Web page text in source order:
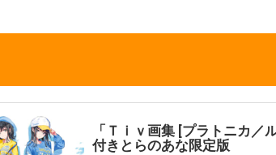
「Ｔｉｖ画集 [プラトニカ／
付きとらのあな限定版